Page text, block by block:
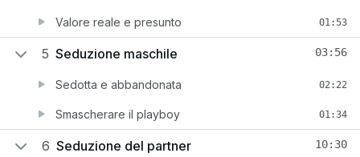
Valore reale e presunto 01:53
5 Seduzione maschile 03:56
Sedotta e abbandonata 02:22
Smascherare il playboy 01:34
6 Seduzione del partner 10:30